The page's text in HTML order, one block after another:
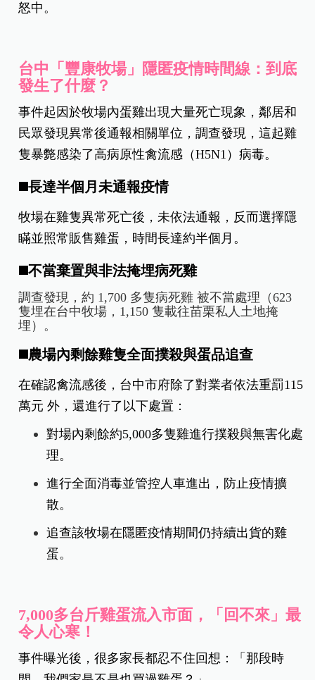
怒中。
台中「豐康牧場」隱匿疫情時間線：到底
發生了什麼？
事件起因於牧場內蛋雞出現大量死亡現象，鄰居和
民眾發現異常後通報相關單位，調查發現，這起雞
隻暴斃感染了高病原性禽流感（H5N1）病毒。
◼️長達半個月未通報疫情
牧場在雞隻異常死亡後，未依法通報，反而選擇隱
瞞並照常販售雞蛋，時間長達約半個月。
◼️不當棄置與非法掩埋病死雞
調查發現，約 1,700 多隻病死雞 被不當處理（623
隻埋在台中牧場，1,150 隻載往苗栗私人土地掩
埋）。
◼️農場內剩餘雞隻全面撲殺與蛋品追查
在確認禽流感後，台中市府除了對業者依法重罰115
萬元 外，還進行了以下處置：
對場內剩餘約5,000多隻雞進行撲殺與無害化處
理。
進行全面消毒並管控人車進出，防止疫情擴
散。
追查該牧場在隱匿疫情期間仍持續出貨的雞
蛋。
7,000多台斤雞蛋流入市面，「回不來」最
令人心寒！
事件曝光後，很多家長都忍不住回想：「那段時